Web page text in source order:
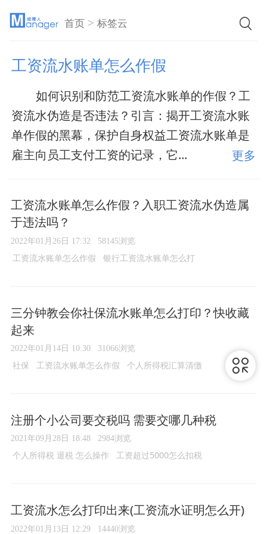
首页 >标签云
工资流水账单怎么作假
如何识别和防范工资流水账单的作假？工
资流水伪造是否违法？引言：揭开工资流水账
单作假的黑幕，保护自身权益工资流水账单是
雇主向员工支付工资的记录，它...
更多
工资流水账单怎么作假？入职工资流水伪造属
于违法吗？
2022年01月26日 17:32 58145浏览
工资流水账单怎么作假
银行工资流水账单怎么打
三分钟教会你社保流水账单怎么打印？快收藏
起来
2022年01月14日 10:30 31066浏览
社保 工资流水账单怎么作假 个人所得税汇算清缴
注册个小公司要交税吗 需要交哪几种税
2021年09月28日 18:48 2984浏览
个人所得税 退税 怎么操作
工资超过5000怎么扣税
工资流水怎么打印出来(工资流水证明怎么开)
2022年01月13日 12:29 14440浏览